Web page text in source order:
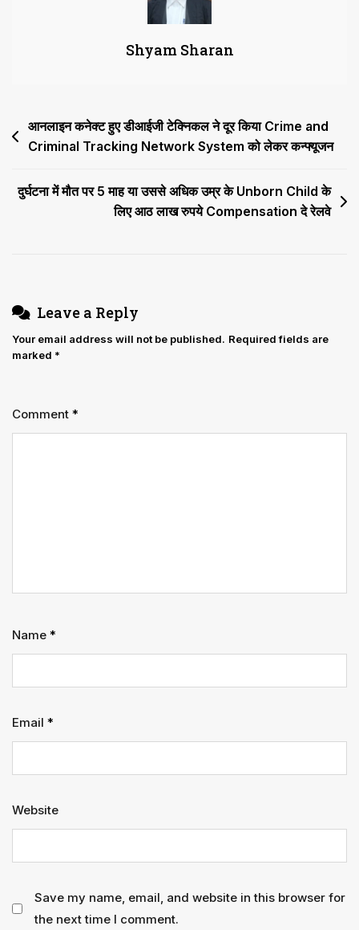
कार्यालय
में
भरने
पर
से
Shyam Sharan
Post
navigation
आनलाइन कनेक्ट हुए डीआईजी टेक्निकल ने दूर किया Crime and
Criminal Tracking Network System को लेकर कन्फ्यूजन
दुर्घटना में मौत पर 5 माह या उससे अधिक उम्र के Unborn Child के
लिए आठ लाख रुपये Compensation दे रेलवे
Leave a Reply
Your email address will not be published. Required fields are
marked *
Comment *
Name *
Email *
Website
Save my name, email, and website in this browser for
the next time I comment.